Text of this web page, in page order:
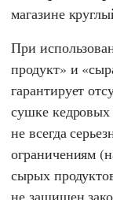
магазине
При
продукт» и
гарантирует
сушке кедровых
не всегда
ограничениям
сырых
не защищен